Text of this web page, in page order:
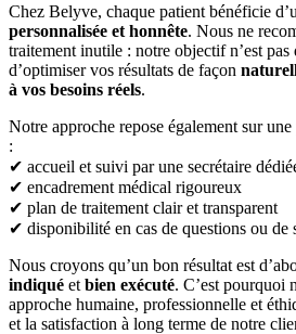
Chez Belyve, chaque patient bénéficie
personnalisée et honnête. Nous ne
traitement inutile : notre objectif n’est pas
d’optimiser vos résultats de façon
à vos besoins réels.
Notre approche repose également sur une
:
✔ accueil et suivi par une secrétaire
✔ encadrement médical rigoureux
✔ plan de traitement clair et transparent
✔ disponibilité en cas de questions ou de
Nous croyons qu’un bon résultat est
indiqué et bien exécuté. C’est pourquoi
approche humaine, professionnelle et
et la satisfaction à long terme de notre